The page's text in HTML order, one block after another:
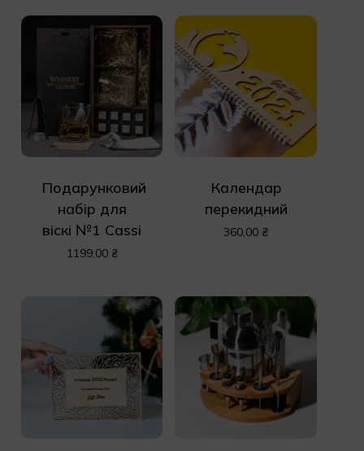
Подарунковий
набір для
віскі №1 Cassi
1199,00 ₴
Календар
перекидний
360,00 ₴